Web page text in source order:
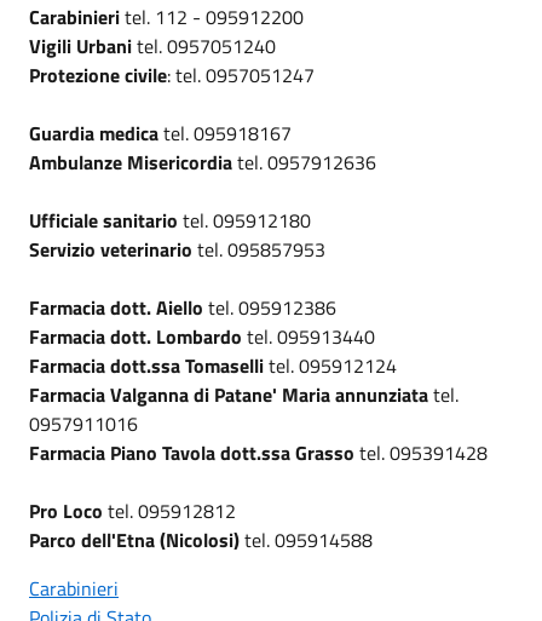
Carabinieritel. 112 - 095912200
Vigili Urbanitel. 0957051240
Protezione civile: tel. 0957051247
Guardia medicatel. 095918167
Ambulanze Misericordiatel. 0957912636
Ufficiale sanitario tel. 095912180
Servizio veterinario tel. 095857953
Farmacia dott. Aiello tel. 095912386
Farmacia dott. Lombardo tel. 095913440
Farmacia dott.ssa Tomasellitel. 095912124
Farmacia Valganna di Patane' Maria annunziatatel.
0957911016
Farmacia Piano Tavola dott.ssa Grasso tel. 095391428
Pro Loco tel. 095912812
Parco dell'Etna (Nicolosi)tel. 095914588
Carabinieri